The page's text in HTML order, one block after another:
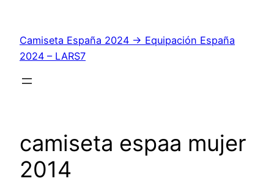
contenido
Camiseta España 2024 → Equipación España
2024 – LARS7
camiseta espaa mujer
2014